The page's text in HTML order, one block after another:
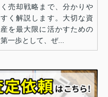
く売却戦略まで、分かりや
すく解説します。大切な資
産を最大限に活かすための
第一歩として、ぜ...